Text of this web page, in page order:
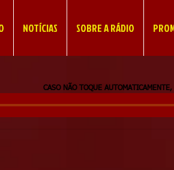
NOTÍCIAS SOBRE A RÁDIO
CASO NÃO TOQUE